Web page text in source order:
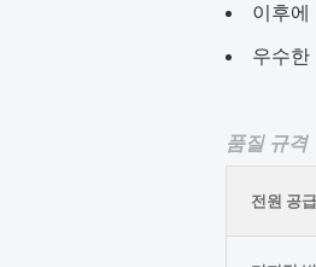
이후에
우수한
품질 규격
전원 공급